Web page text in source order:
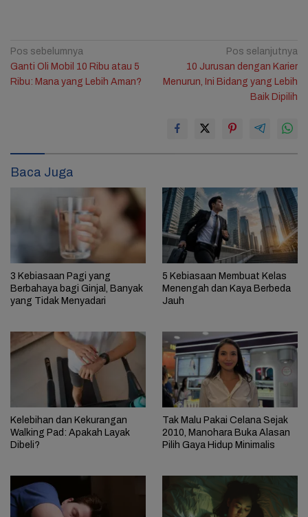
Navigasi
pos
Pos sebelumnya
Ganti Oli Mobil 10 Ribu atau 5
Ribu: Mana yang Lebih Aman?
Pos selanjutnya
10 Jurusan dengan Karier
Menurun, Ini Bidang yang Lebih
Baik Dipilih
Baca Juga
3 Kebiasaan Pagi yang
Berbahaya bagi Ginjal, Banyak
yang Tidak Menyadari
5 Kebiasaan Membuat Kelas
Menengah dan Kaya Berbeda
Jauh
Kelebihan dan Kekurangan
Walking Pad: Apakah Layak
Dibeli?
Tak Malu Pakai Celana Sejak
2010, Manohara Buka Alasan
Pilih Gaya Hidup Minimalis